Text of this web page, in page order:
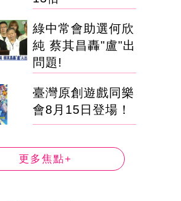
綠中常會助選何欣
純 蔡其昌轟"盧"出
問題!
臺灣原創遊戲同樂
會8月15日登場！
更多焦點+